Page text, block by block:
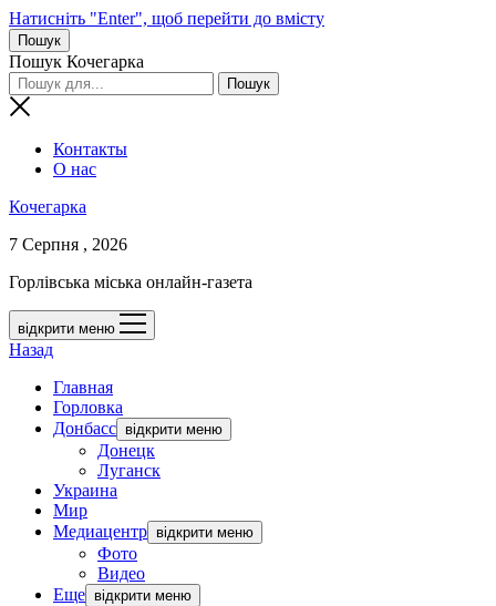
Натисніть "Enter", щоб перейти до вмісту
Пошук
Пошук Кочегарка
Контакты
О нас
Кочегарка
7 Серпня , 2026
Горлівська міська онлайн-газета
відкрити меню
Назад
Главная
Горловка
Донбасс відкрити меню
Донецк
Луганск
Украина
Мир
Медиацентр відкрити меню
Фото
Видео
Еще відкрити меню